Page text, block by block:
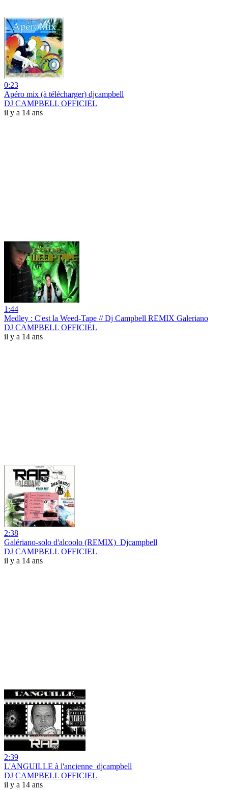
0:23
Apéro mix (à télécharger) djcampbell
DJ CAMPBELL OFFICIEL
il y a 14 ans
1:44
Medley : C'est la Weed-Tape // Dj Campbell REMIX Galeriano
DJ CAMPBELL OFFICIEL
il y a 14 ans
2:38
Galériano-solo d'alcoolo (REMIX)_Djcampbell
DJ CAMPBELL OFFICIEL
il y a 14 ans
2:39
L'ANGUILLE à l'ancienne_djcampbell
DJ CAMPBELL OFFICIEL
il y a 14 ans